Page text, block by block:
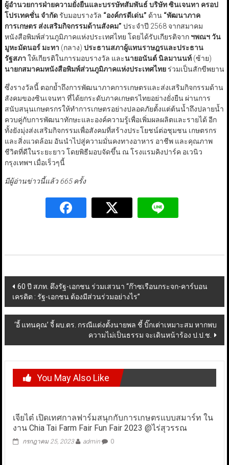
ผู้อำนวยการฝ่ายความยั่งยืนและบรรษัทสัมพันธ์ บริษัท ซินเจนทา ครอป
โปรเทคชั่น จำกัดรับมอบรางวัล “องค์กรดีเด่น” ด้าน “พัฒนาภาค
การเกษตร ส่งเสริมกิจกรรมด้านสังคม” ประจำปี 2568 จากสมาคม
หนังสือพิมพ์ส่วนภูมิภาคแห่งประเทศไทย โดยได้รับเกียรติจาก ฯพณฯ​ วัน
มูหะมัดนอร์​ มะทา​ (กลาง) ประธานสภาผู้แทนราษฎร​และประธาน
รัฐสภา ให้เกียรติในการมอบรางวัล และนายอนันต์ นิลมานนท์(ซ้าย)
นายกสมาคมหนังสือพิมพ์ส่วนภูมิภาคแห่งประเทศไทยร่วมเป็นสักขีพยาน
ซึ่งรางวัลนี้ ตอกย้ำถึงการพัฒนาภาคการเกษตรและส่งเสริมกิจกรรมด้าน
สังคมของซินเจนทา ที่ได้ยกระดับภาคเกษตรไทยอย่างยั่งยืน ผ่านการ
สนับสนุนเกษตรกรให้ทำการเกษตรอย่างปลอดภัยตั้งแต่ต้นน้ำถึงปลายน้ำ
ควบคู่กับการพัฒนาทักษะและองค์ความรู้เพื่อเพิ่มผลผลิตและรายได้ อีก
ทั้งยังมุ่งส่งเสริมกิจกรรมเพื่อสังคมที่สร้างประโยชน์ต่อชุมชน เกษตรกร
และสิ่งแวดล้อม อันนำไปสู่ความมั่นคงทางอาหาร อาชีพ และคุณภาพ
ชีวิตที่ดีในระยะยาว โดยพิธีมอบจัดขึ้น ณ โรงแรมคิงปาร์ค อเวนิว
กรุงเทพฯ เมื่อเร็วๆนี้
มีผู้อ่านข่าวนี้แล้ว 665 ครั้ง
Post
navigation
60 ปี สภท. ดึงรัฐ-เอกชน ร่วมเสวนา “ก๊าซเรือนกระจก-คาร์บอน
เครดิต : รัฐ-เอกชน ต้องมีส่วนร่วมอย่างไร”
‘อี้ แทนคุณ’ จี้ ผบ.ตร. กรณีแต่งตั้งนายพล ชี้ บิ๊กเต่าเหมาะสม หากพบ
ความไม่เป็นธรรม จะเดินหน้าร้อง ป.ป.ช.
You May Also Like
เจียไต๋ เปิดเทศกาลฟาร์มสนุกกับการเกษตรแบบสมาร์ท ใน
งาน Chia Tai Farm Fair Fun Fair 2023 @ไร่สุวรรณ
กรกฎาคม 25, 2023 admin 0